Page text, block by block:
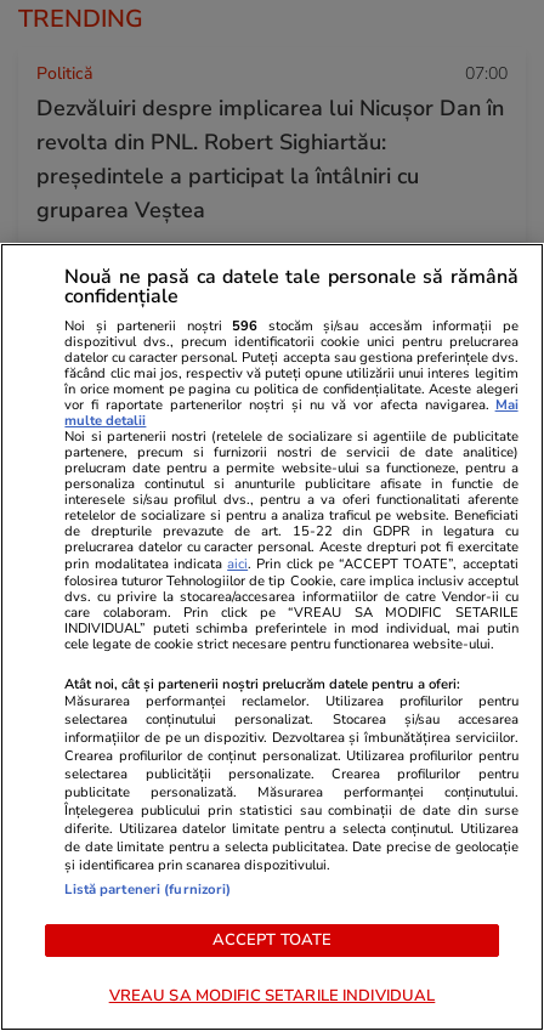
TRENDING
Politică 07:00
Dezvăluiri despre implicarea lui Nicușor Dan în
revolta din PNL. Robert Sighiartău:
președintele a participat la întâlniri cu
gruparea Veștea
Știri Externe 16 iul.
Stare de urgență pe șapte insule grecești din
cauza lipsei apei: turiștii sunt recompensați
dacă renunță la unele servicii din hoteluri
Știri România 16 iul.
Rezultatele loto din 16 iulie 2026. Numerele
câștigătoare extrase joi
Horoscop 16 iul.
Horoscop 17 iulie 2026. Gemenii s-ar putea să
fie surprinși de răzgândirea unui membru al
familiei în legătură cu un plan la care au lucrat
Nouă ne pasă ca datele tale personale să rămână
confidențiale
Noi și partenerii noștri 596 stocăm și/sau accesăm informații pe
dispozitivul dvs., precum identificatorii cookie unici pentru prelucrarea
datelor cu caracter personal. Puteți accepta sau gestiona preferințele dvs.
făcând clic mai jos, respectiv vă puteți opune utilizării unui interes legitim
în orice moment pe pagina cu politica de confidențialitate. Aceste alegeri
vor fi raportate partenerilor noștri și nu vă vor afecta navigarea. Mai
multe detalii
Noi si partenerii nostri (retelele de socializare si agentiile de publicitate
partenere, precum si furnizorii nostri de servicii de date analitice)
prelucram date pentru a permite website-ului sa functioneze, pentru a
personaliza continutul si anunturile publicitare afisate in functie de
interesele si/sau profilul dvs., pentru a va oferi functionalitati aferente
retelelor de socializare si pentru a analiza traficul pe website. Beneficiati
de drepturile prevazute de art. 15-22 din GDPR in legatura cu
prelucrarea datelor cu caracter personal. Aceste drepturi pot fi exercitate
prin modalitatea indicataaici. Prin click pe “ACCEPT TOATE”, acceptati
folosirea tuturor Tehnologiilor de tip Cookie, care implica inclusiv acceptul
dvs. cu privire la stocarea/accesarea informatiilor de catre Vendor-ii cu
care colaboram. Prin click pe “VREAU SA MODIFIC SETARILE
INDIVIDUAL” puteti schimba preferintele in mod individual, mai putin
cele legate de cookie strict necesare pentru functionarea website-ului.
Atât noi, cât și partenerii noștri prelucrăm datele pentru a oferi:
Măsurarea performanței reclamelor. Utilizarea profilurilor pentru
selectarea conținutului personalizat. Stocarea și/sau accesarea
informațiilor de pe un dispozitiv. Dezvoltarea și îmbunătățirea serviciilor.
Crearea profilurilor de conținut personalizat. Utilizarea profilurilor pentru
selectarea publicității personalizate. Crearea profilurilor pentru
publicitate personalizată. Măsurarea performanței conținutului.
Înțelegerea publicului prin statistici sau combinații de date din surse
diferite. Utilizarea datelor limitate pentru a selecta conținutul. Utilizarea
de date limitate pentru a selecta publicitatea. Date precise de geolocație
și identificarea prin scanarea dispozitivului.
Listă parteneri (furnizori)
ACCEPT TOATE
VREAU SA MODIFIC SETARILE INDIVIDUAL